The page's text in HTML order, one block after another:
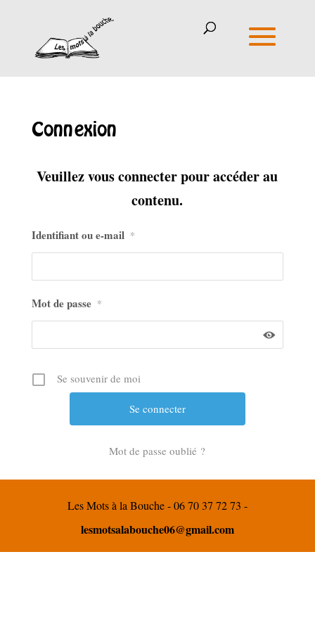
Connexion
Veuillez vous connecter pour accéder au
contenu.
Identifiant ou e-mail *
Mot de passe *
Se souvenir de moi
Mot de passe oublié ?
Les Mots à la Bouche - 06 70 37 72 73 -
lesmotsalabouche06@gmail.com